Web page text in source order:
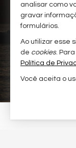
#236
R$
analisar como
gravar
formulários.
Ao utilizar esse
de cookies.
Política de
Você aceita o